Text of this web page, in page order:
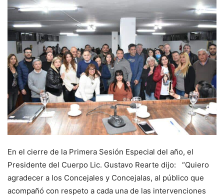
En el cierre de la Primera Sesión Especial del año, el
Presidente del Cuerpo Lic. Gustavo Rearte dijo: “Quiero
agradecer a los Concejales y Concejalas, al público que
acompañó con respeto a cada una de las intervenciones